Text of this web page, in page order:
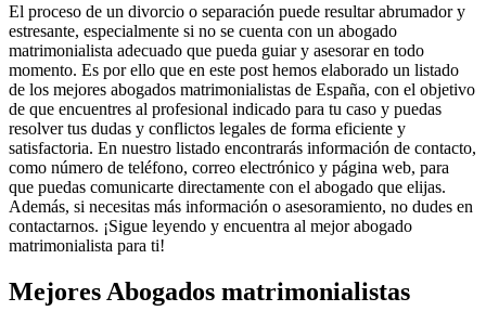
El proceso de un divorcio o separación puede resultar abrumador y
estresante, especialmente si no se cuenta con un abogado
matrimonialista adecuado que pueda guiar y asesorar en todo
momento. Es por ello que en este post hemos elaborado un listado
de los mejores abogados matrimonialistas de España, con el objetivo
de que encuentres al profesional indicado para tu caso y puedas
resolver tus dudas y conflictos legales de forma eficiente y
satisfactoria. En nuestro listado encontrarás información de contacto,
como número de teléfono, correo electrónico y página web, para
que puedas comunicarte directamente con el abogado que elijas.
Además, si necesitas más información o asesoramiento, no dudes en
contactarnos. ¡Sigue leyendo y encuentra al mejor abogado
matrimonialista para ti!
Mejores Abogados matrimonialistas